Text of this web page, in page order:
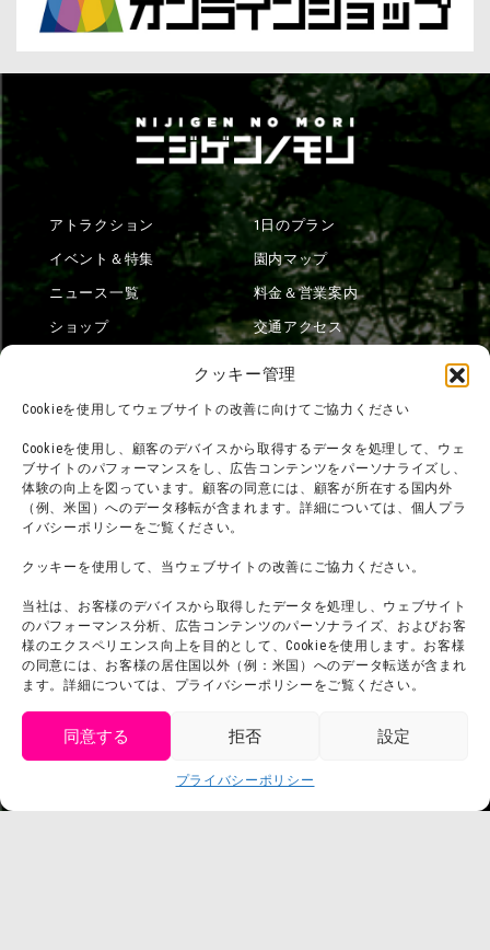
クッキー管理
Cookieを使用してウェブサイトの改善に向けてご協力ください
Cookieを使用し、顧客のデバイスから取得するデータを処理して、ウェ
ブサイトのパフォーマンスをし、広告コンテンツをパーソナライズし、
体験の向上を図っています。顧客の同意には、顧客が所在する国内外
（例、米国）へのデータ移転が含まれます。詳細については、個人プラ
イバシーポリシーをご覧ください。
クッキーを使用して、当ウェブサイトの改善にご協力ください。
当社は、お客様のデバイスから取得したデータを処理し、ウェブサイト
のパフォーマンス分析、広告コンテンツのパーソナライズ、およびお客
様のエクスペリエンス向上を目的として、Cookieを使用します。お客様
の同意には、お客様の居住国以外（例：米国）へのデータ転送が含まれ
ます。詳細については、プライバシーポリシーをご覧ください。
同意する 拒否 設定
プライバシーポリシー
アトラクション
イベント＆特集
ニュース一覧
ショップ
1日のプラン
園内マップ
料金＆営業案内
交通アクセス
団体利用について
お問い合わせ
利用規約
プライバシーポリシー
プレスリリース
メディア掲載実績
会社概要
スタッフ募集